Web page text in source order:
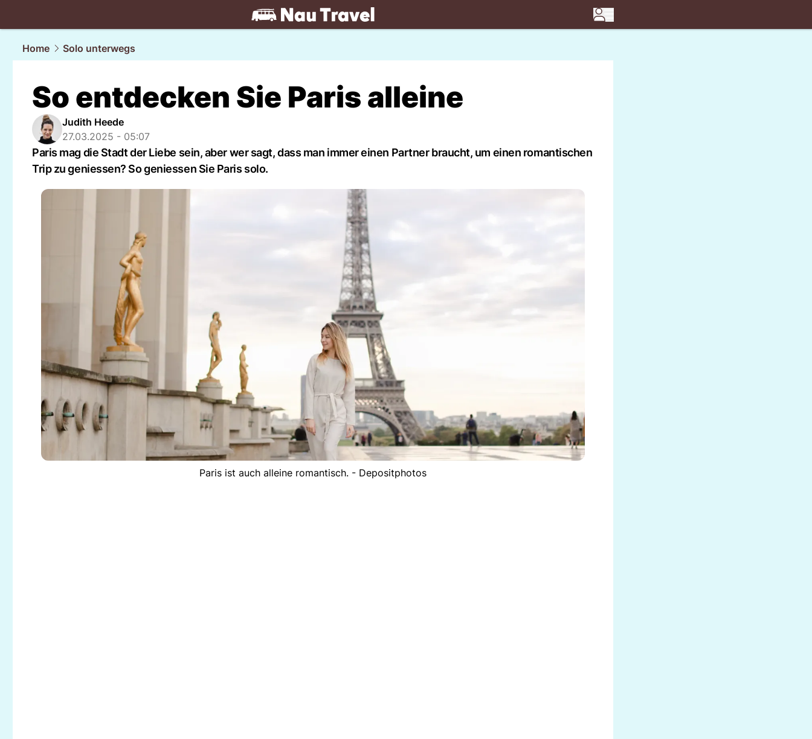
travel.NAU.ch
Home
Solo unterwegs
So entdecken Sie Paris alleine
Judith Heede
27.03.2025 - 05:07
Paris mag die Stadt der Liebe sein, aber wer sagt, dass man immer einen Partner braucht, um einen romantischen
Trip zu geniessen? So geniessen Sie Paris solo.
Paris ist auch alleine romantisch. - Depositphotos